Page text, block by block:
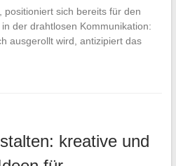
positioniert sich bereits für den
der drahtlosen Kommunikation:
ausgerollt wird, antizipiert das
kreative und